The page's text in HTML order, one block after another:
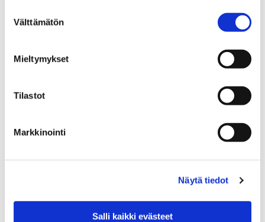
valinta
Välttämätön
Mieltymykset
Tilastot
Markkinointi
Näytä tiedot
Salli kaikki evästeet
METKU - Merkityksellinen
luomisessa kuntien
Kuvissynttärit